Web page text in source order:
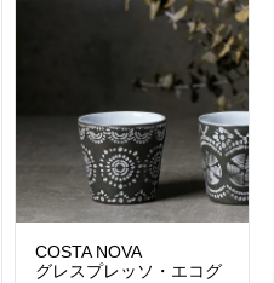
MARRAKESH
ｰマラケシュｰ
モロッコの古都をイメージしたエキゾ
チックなコレクション
COSTA NOVA
グレスプレッソ・エコグ